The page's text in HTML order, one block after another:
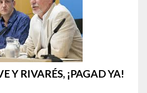
Y RIVARÉS, ¡PAGAD YA!